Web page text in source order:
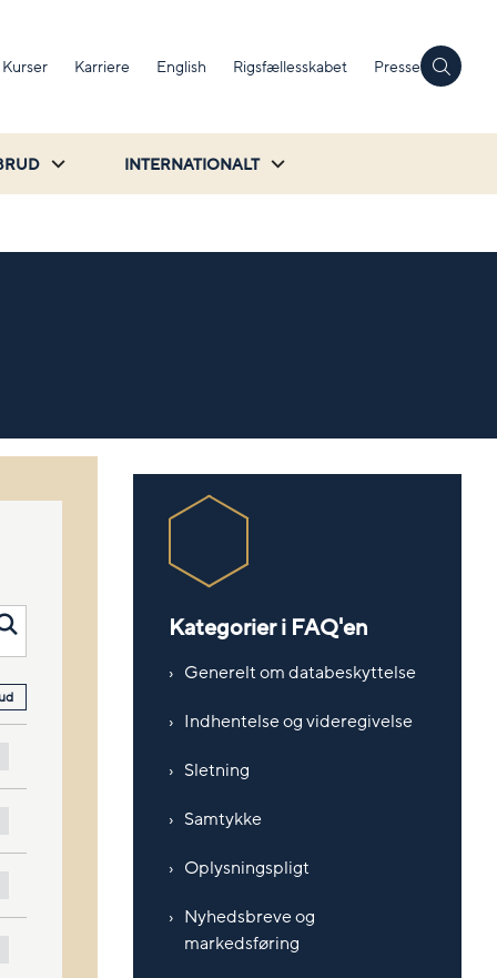
Kurser Karriere English Rigsfællesskabet Presse
INTERNATIONALT
Kategorier i FAQ'en
Generelt om databeskyttelse
Indhentelse og videregivelse
Sletning
Samtykke
Oplysningspligt
Nyhedsbreve og
markedsføring